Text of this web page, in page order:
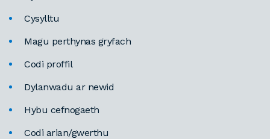
Cysylltu
Magu perthynas gryfach
Codi proffil
Dylanwadu ar newid
Hybu cefnogaeth
Codi arian/gwerthu